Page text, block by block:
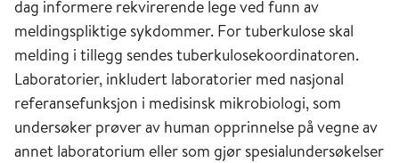
2004 ble det tatt i bruk en ny MSIS-database
og det ble utviklet en statistikkbank hvor
anonyme data ble gjort allment tilgjengelig
gjennomMSIS. I løpet av 2020 ble det utviklet
en ny statistikkbank for FHI, hvor det også vises
anonyme data fra MSIS.
dag informere rekvirerende lege ved funn av
meldingspliktige sykdommer. For tuberkulose skal
melding i tillegg sendes tuberkulosekoordinatoren.
Laboratorier, inkludert laboratorier med nasjonal
referansefunksjon i medisinsk mikrobiologi, som
undersøker prøver av human opprinnelse på vegne av
annet laboratorium eller som gjør spesialundersøkelser